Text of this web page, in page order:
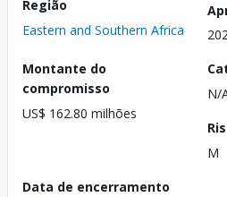
Região
Eastern and Southern Africa
Montante do
compromisso
US$ 162.80 milhões
N/
M
Data de encerramento